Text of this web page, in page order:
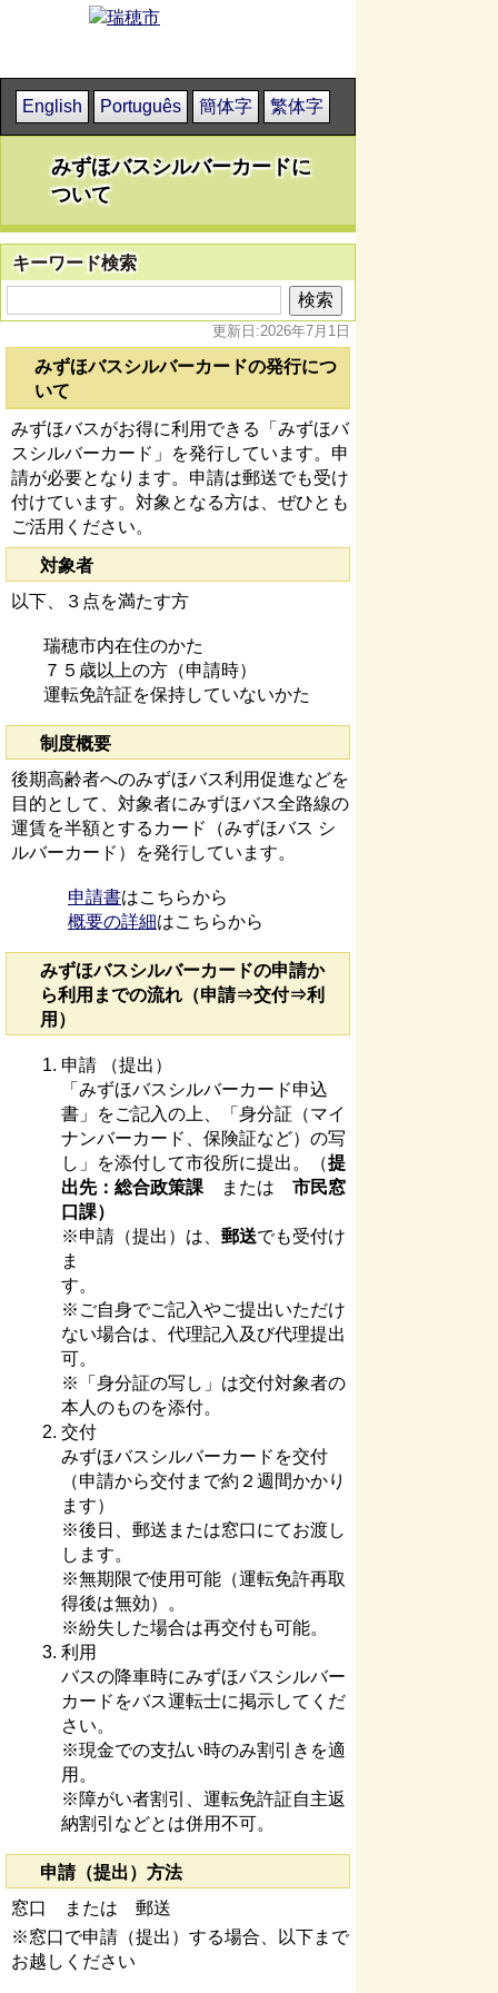
English Português 簡体字 繁体字
みずほバスシルバーカードに
ついて
キーワード検索
更新日:2026年7月1日
みずほバスシルバーカードの発行につ
いて
みずほバスがお得に利用できる「みずほバ
スシルバーカード」を発行しています。申
請が必要となります。申請は郵送でも受け
付けています。対象となる方は、ぜひとも
ご活用ください。
対象者
以下、３点を満たす方
瑞穂市内在住のかた
７５歳以上の方（申請時）
運転免許証を保持していないかた
制度概要
後期高齢者へのみずほバス利用促進などを
目的として、対象者にみずほバス全路線の
運賃を半額とするカード（みずほバス シ
ルバーカード）を発行しています。
申請書はこちらから
概要の詳細はこちらから
みずほバスシルバーカードの申請か
ら利用までの流れ（申請⇒交付⇒利
用）
申請 （提出）
「みずほバスシルバーカード申込
書」をご記入の上、「身分証（マイ
ナンバーカード、保険証など）の写
し」を添付して市役所に提出。（提
出先：総合政策課
または 市民窓
口課）
※申請（提出）は、 郵送でも受付け
ま
す
※ご自身でご記入やご提出いただけ
ない場合は、代理記入及び代理提出
可。
※「身分証の写し」は交付対象者の
本人のものを添付。
交付
みずほバスシルバーカードを交付
（申請から交付まで約２週間かかり
ます）
※後日、郵送または窓口にてお渡し
します。
※無期限で使用可能（運転免許再取
得後は無効）。
※紛失した場合は再交付も可能。
利用
バスの降車時にみずほバスシルバー
カードをバス運転士に掲示してくだ
さい。
※現金での支払い時のみ割引きを適
用。
※障がい者割引、運転免許証自主返
納割引などとは併用不可。
申請（提出）方法
窓口 または 郵送
※窓口で申請（提出）する場合、以下まで
お越しください